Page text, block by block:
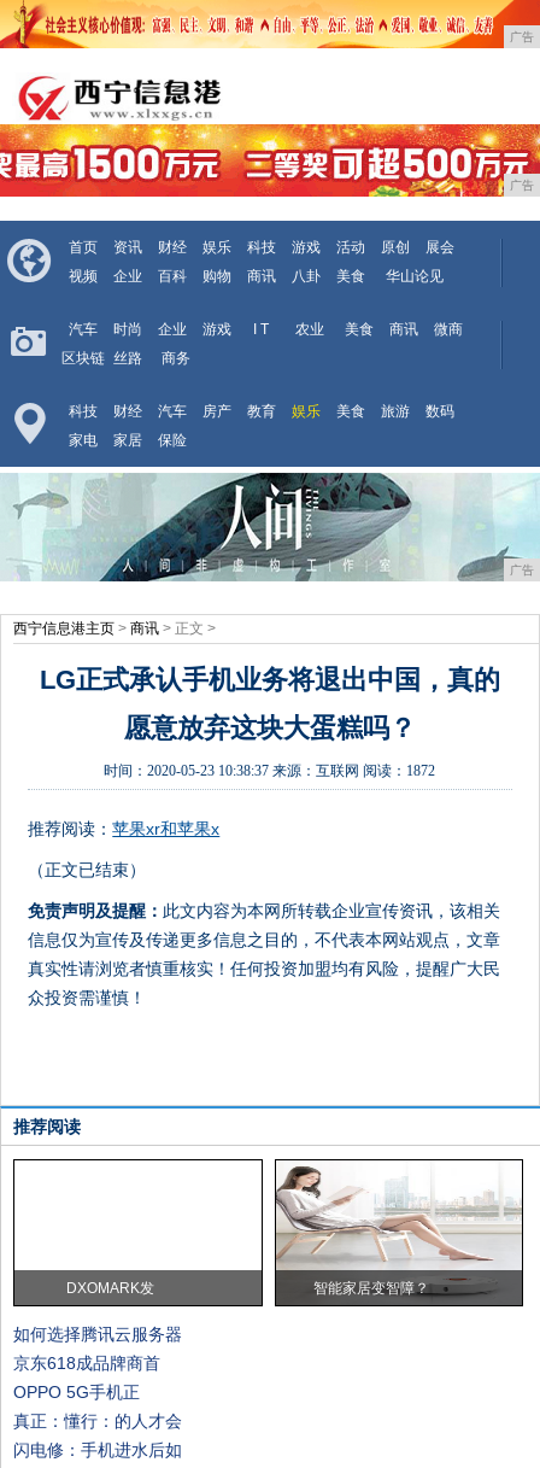
广告
广告
首页 资讯 财经 娱乐 科技 游戏 活动 原创
展会
视频
企业 百科 购物 商讯 八卦 美食 华山论见
汽车 时尚 企业 游戏 I T 农业 美食 商讯
微商
区块链 丝路 商务
科技 财经 汽车 房产 教育 娱乐 美食 旅游
数码
家电
家居 保险
广告
西宁信息港主页 > 商讯 > 正文 >
LG正式承认手机业务将退出中国，真的
愿意放弃这块大蛋糕吗？
时间：2020-05-23 10:38:37 来源：互联网 阅读：1872
推荐阅读：苹果xr和苹果x
（正文已结束）
免责声明及提醒： 此文内容为本网所转载企业宣传资讯，该相关
信息仅为宣传及传递更多信息之目的，不代表本网站观点，文章
真实性请浏览者慎重核实！任何投资加盟均有风险，提醒广大民
众投资需谨慎！
推荐阅读
DXOMARK发 智能家居变智障？
如何选择腾讯云服务器
京东618成品牌商首
OPPO 5G手机正
真正：懂行：的人才会
闪电修：手机进水后如